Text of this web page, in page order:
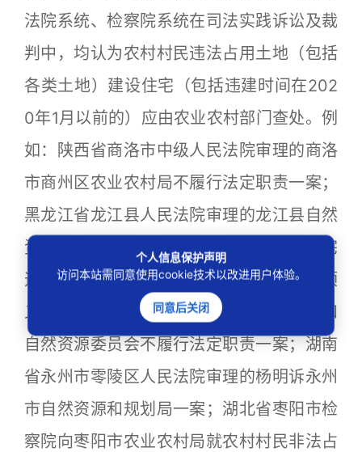
法院系统、检察院系统在司法实践诉讼及裁
判中，均认为农村村民违法占用土地（包括
各类土地）建设住宅（包括违建时间在202
0年1月以前的）应由农业农村部门查处。例
如：陕西省商洛市中级人民法院审理的商洛
市商州区农业农村局不履行法定职责一案；
黑龙江省龙江县人民法院审理的龙江县自然
资源局对隋传忠未经批准占用耕地建设住宅
违法行为处罚申请强制执行一案；北京市顺
义区人民法院审理的程宝利诉北京市规划和
自然资源委员会不履行法定职责一案；湖南
省永州市零陵区人民法院审理的杨明诉永州
市自然资源和规划局一案；湖北省枣阳市检
察院向枣阳市农业农村局就农村村民非法占
个人信息保护声明
访问本站需同意使用cookie技术以改进用户体验。
同意后关闭